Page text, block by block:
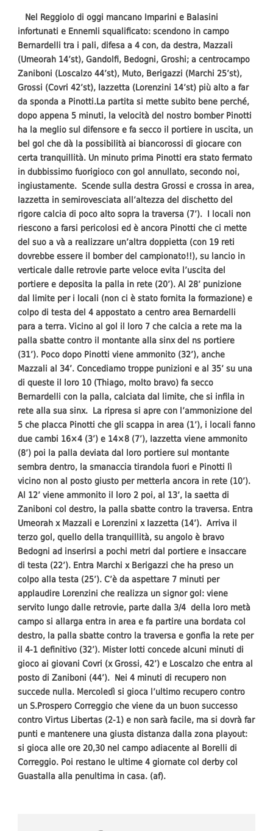
Nel Reggiolo di oggi mancano Imparini e Balasini
infortunati e Ennemli squalificato: scendono in campo
Bernardelli tra i pali, difesa a 4 con, da destra, Mazzali
(Umeorah 14’st), Gandolfi, Bedogni, Groshi; a centrocampo
Zaniboni (Loscalzo 44’st), Muto, Berigazzi (Marchi 25’st),
Grossi (Covri 42’st), Iazzetta (Lorenzini 14’st) più alto a far
da sponda a Pinotti.La partita si mette subito bene perché,
dopo appena 5 minuti, la velocità del nostro bomber Pinotti
ha la meglio sul difensore e fa secco il portiere in uscita, un
bel gol che dà la possibilità ai biancorossi di giocare con
certa tranquillità. Un minuto prima Pinotti era stato fermato
in dubbissimo fuorigioco con gol annullato, secondo noi,
ingiustamente. Scende sulla destra Grossi e crossa in area,
Iazzetta in semirovesciata all’altezza del dischetto del
rigore calcia di poco alto sopra la traversa (7’). I locali non
riescono a farsi pericolosi ed è ancora Pinotti che ci mette
del suo a và a realizzare un’altra doppietta (con 19 reti
dovrebbe essere il bomber del campionato!!), su lancio in
verticale dalle retrovie parte veloce evita l’uscita del
portiere e deposita la palla in rete (20’). Al 28’ punizione
dal limite per i locali (non ci è stato fornita la formazione) e
colpo di testa del 4 appostato a centro area Bernardelli
para a terra. Vicino al gol il loro 7 che calcia a rete ma la
palla sbatte contro il montante alla sinx del ns portiere
(31’). Poco dopo Pinotti viene ammonito (32’), anche
Mazzali al 34’. Concediamo troppe punizioni e al 35’ su una
di queste il loro 10 (Thiago, molto bravo) fa secco
Bernardelli con la palla, calciata dal limite, che si infila in
rete alla sua sinx. La ripresa si apre con l’ammonizione del
5 che placca Pinotti che gli scappa in area (1’), i locali fanno
due cambi 16×4 (3’) e 14×8 (7’), Iazzetta viene ammonito
(8’) poi la palla deviata dal loro portiere sul montante
sembra dentro, la smanaccia tirandola fuori e Pinotti lì
vicino non al posto giusto per metterla ancora in rete (10’).
Al 12’ viene ammonito il loro 2 poi, al 13’, la saetta di
Zaniboni col destro, la palla sbatte contro la traversa. Entra
Umeorah x Mazzali e Lorenzini x Iazzetta (14’). Arriva il
terzo gol, quello della tranquillità, su angolo è bravo
Bedogni ad inserirsi a pochi metri dal portiere e insaccare
di testa (22’). Entra Marchi x Berigazzi che ha preso un
colpo alla testa (25’). C’è da aspettare 7 minuti per
applaudire Lorenzini che realizza un signor gol: viene
servito lungo dalle retrovie, parte dalla 3/4 della loro metà
campo si allarga entra in area e fa partire una bordata col
destro, la palla sbatte contro la traversa e gonfia la rete per
il 4-1 definitivo (32’). Mister Iotti concede alcuni minuti di
gioco ai giovani Covri (x Grossi, 42’) e Loscalzo che entra al
posto di Zaniboni (44’). Nei 4 minuti di recupero non
succede nulla. Mercoledì si gioca l’ultimo recupero contro
un S.Prospero Correggio che viene da un buon successo
contro Virtus Libertas (2-1) e non sarà facile, ma si dovrà far
punti e mantenere una giusta distanza dalla zona playout:
si gioca alle ore 20,30 nel campo adiacente al Borelli di
Correggio. Poi restano le ultime 4 giornate col derby col
Guastalla alla penultima in casa. (af).